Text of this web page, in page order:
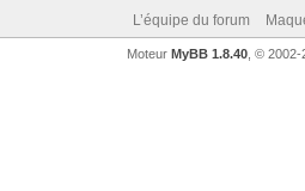
L’équipe du forum
Moteur MyBB 1.8.40, © 2002-